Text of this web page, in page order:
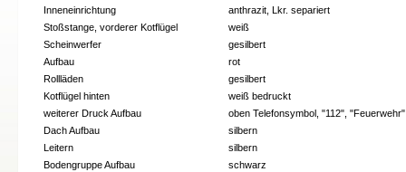
Inneneinrichtung
anthrazit, Lkr. separiert
Stoßstange, vorderer Kotflügel
weiß
Scheinwerfer
gesilbert
Aufbau
rot
Rollläden
gesilbert
Kotflügel hinten
weiß bedruckt
weiterer Druck Aufbau
oben Telefonsymbol, "112", "Feuerwehr"
Dach Aufbau
silbern
Leitern
silbern
Bodengruppe Aufbau
schwarz